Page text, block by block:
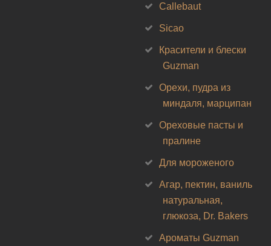
Callebaut
Sicao
Красители и блески
Guzman
Орехи, пудра из
миндаля, марципан
Ореховые пасты и
пралине
Для мороженого
Агар, пектин, ваниль
натуральная,
глюкоза, Dr. Bakers
Ароматы Guzman